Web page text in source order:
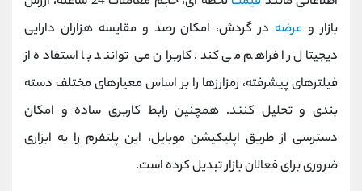
بازار و عرضه در گردش، امکان رصد و مقایسه هزاران دارایی
دیجیتال را فراهم می کند. کاربران می‌ توانند با استفاده از
فیلترهای پیشرفته، رمزارزها را بر اساس معیارهای مختلف دسته
‌بندی و تحلیل کنند. همچنین رابط کاربری ساده و امکان
دسترسی از طریق اپلیکیشن موبایل، این پلتفرم را به ابزاری
ضروری برای فعالان بازار تبدیل کرده است.